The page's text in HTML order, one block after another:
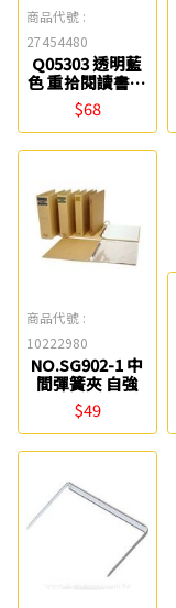
商品代號 :
27454480
Q05303 透明藍
色 重拾閱讀書夾
ABEL力大牌
$68
商品代號 :
10222980
NO.SG902-1 中
間彈簧夾 自強
$49